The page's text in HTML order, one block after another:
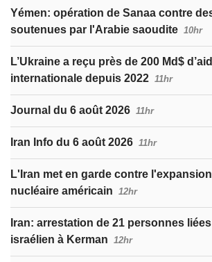
Yémen: opération de Sanaa contre
soutenues par l'Arabie saoudite 10hr
L’Ukraine a reçu près de 200 Md$
internationale depuis 2022 11hr
Journal du 6 août 2026 11hr
Iran Info du 6 août 2026 11hr
L'Iran met en garde contre
nucléaire américain 12hr
Iran: arrestation de 21 personnes
israélien à Kerman 12hr